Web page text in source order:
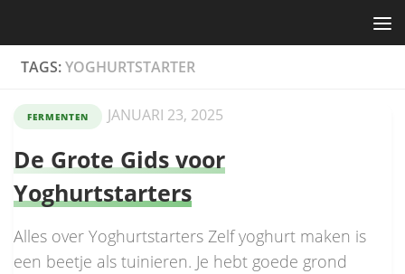
TAGS:YOGHURTSTARTER
FERMENTEN JANUARI 23, 2025
De Grote Gids voor
Yoghurtstarters
Alles over Yoghurtstarters Zelf yoghurt maken is
een beetje als tuinieren. Je hebt goede grond